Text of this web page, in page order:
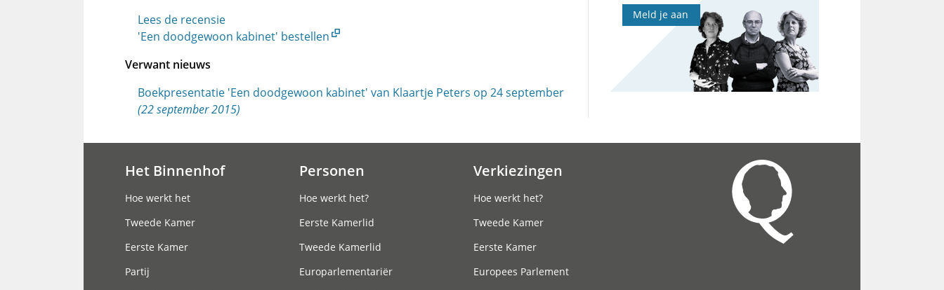
Lees de recensie
'Een doodgewoon kabinet' bestellen
Verwant nieuws
Boekpresentatie 'Een doodgewoon kabinet' van Klaartje Peters op 24 september
(22 september 2015)
Meld je aan
Het Binnenhof
Hoe werkt het
Tweede Kamer
Eerste Kamer
Partij
Personen
Hoe werkt het?
Eerste Kamerlid
Tweede Kamerlid
Europarlementariër
Verkiezingen
Hoe werkt het?
Tweede Kamer
Eerste Kamer
Europees Parlement